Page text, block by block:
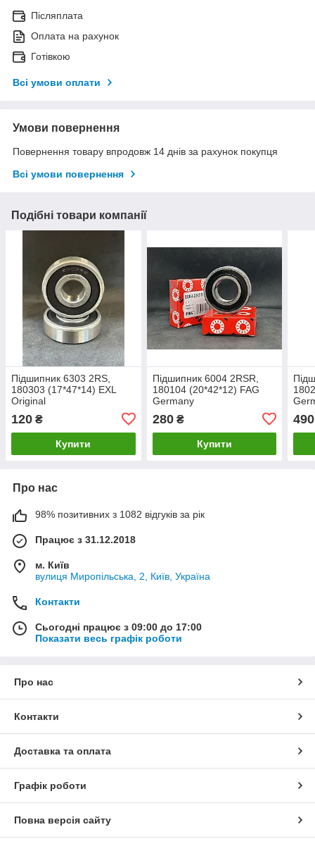
Післяплата
Оплата на рахунок
Готівкою
Всі умови оплати
Умови повернення
Повернення товару впродовж 14 днів за рахунок покупця
Всі умови повернення
Подібні товари компанії
Підшипник 6303 2RS,
180303 (17*47*14) EXL
Original
120 ₴
Купити
Підшипник 6004 2RSR,
180104 (20*42*12) FAG
Germany
280₴
Купити
490
Про нас
98% позитивних з 1082 відгуків за рік
Працює з 31.12.2018
м. Київ
вулиця Миропільська, 2, Київ, Україна
Контакти
Сьогодні працює з 09:00 до 17:00
Показати весь графік роботи
Про нас
Контакти
Доставка та оплата
Графік роботи
Повна версія сайту